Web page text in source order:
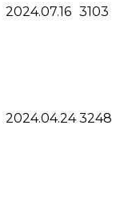
2024.07.16 3103
2024.04.24 3248